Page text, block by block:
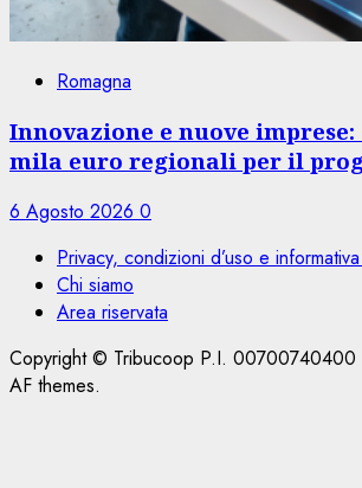
Romagna
Innovazione e nuove imprese:
mila euro regionali per il
6 Agosto 2026 0
Privacy, condizioni d’uso e
Chi siamo
Area riservata
Copyright © Tribucoop P.I. 00700740400
AF themes.